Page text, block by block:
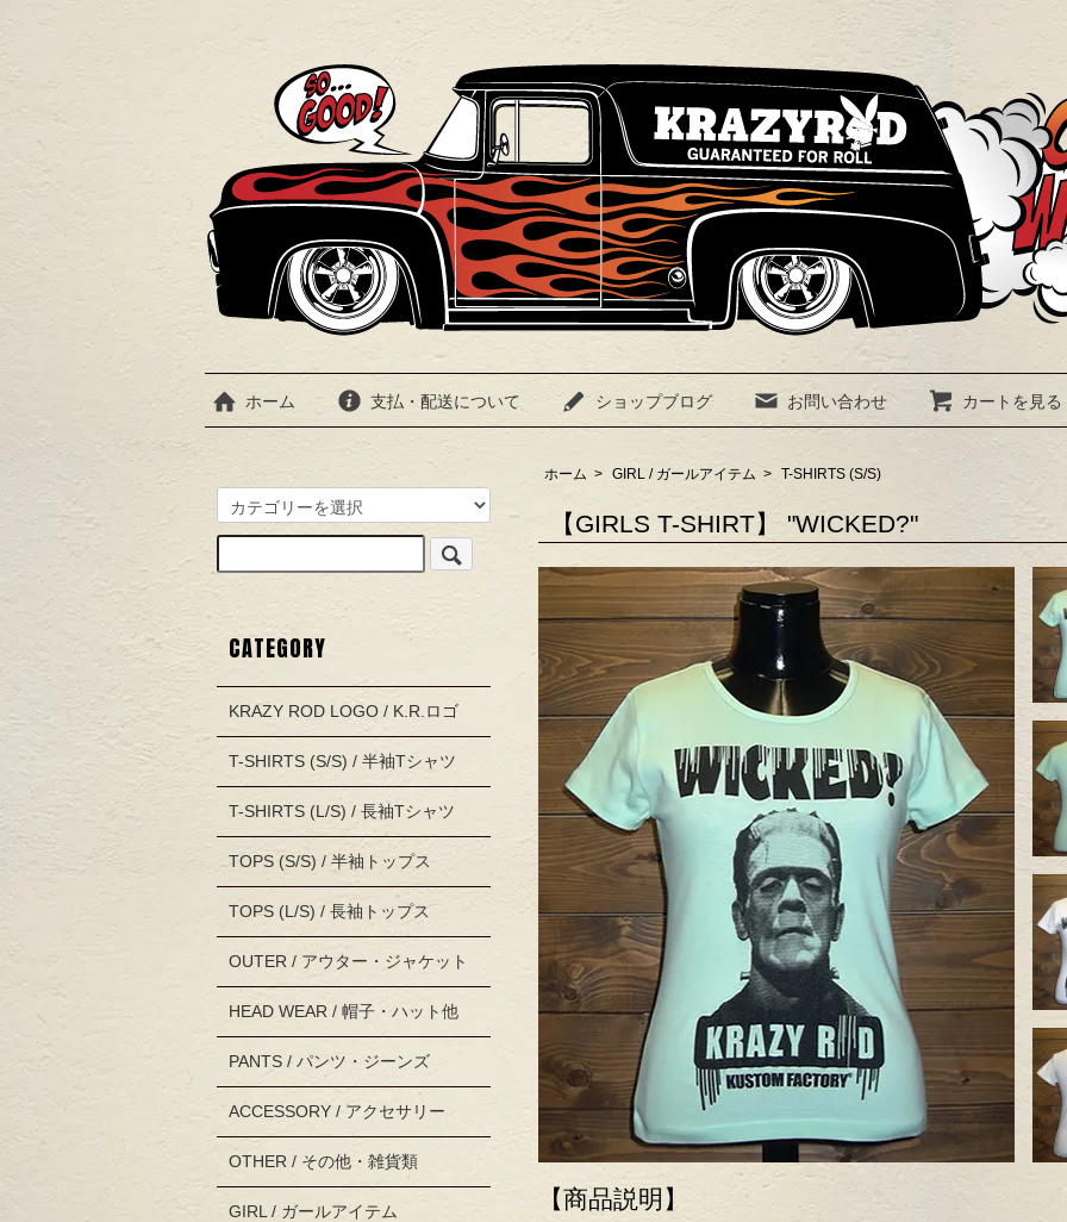
ホーム 支払・配送について ショップブログ お問い合わせ カートを見る
ホーム > GIRL / ガールアイテム > T-SHIRTS (S/S)
【GIRLS T-SHIRT】 "WICKED?"
【商品説明】
CATEGORY
KRAZY ROD LOGO / K.R.ロゴ
T-SHIRTS (S/S) / 半袖Tシャツ
T-SHIRTS (L/S) / 長袖Tシャツ
TOPS (S/S) / 半袖トップス
TOPS (L/S) / 長袖トップス
OUTER / アウター・ジャケット
HEAD WEAR / 帽子・ハット他
PANTS / パンツ・ジーンズ
ACCESSORY / アクセサリー
OTHER / その他・雑貨類
GIRL / ガールアイテム